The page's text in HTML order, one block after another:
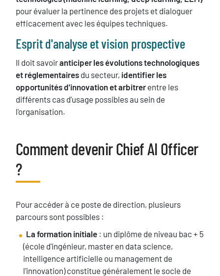
pour évaluer la pertinence des projets et dialoguer
efficacement avec les équipes techniques.
Esprit d'analyse etvision prospective
Il doit savoiranticiper les évolutions technologiques
et réglementaires du secteur, identifier les
opportunités d'innovation et arbitrer entre les
différents cas d'usage possibles au sein de
l'organisation.
Titre
Comment devenir Chief AI Officer
?
Texte
Pour accéder à ce poste de direction, plusieurs
parcours sont possibles :
La formation initiale : un diplôme de niveau bac + 5
(école d'ingénieur, master en data science,
intelligence artificielle ou management de
l'innovation) constitue généralement le socle de